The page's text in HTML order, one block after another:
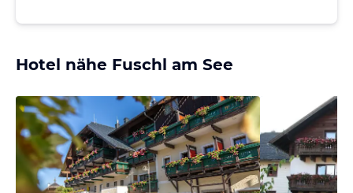
Hotel nähe Fuschl am See